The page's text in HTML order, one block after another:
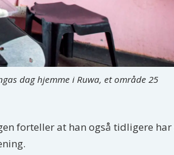
dag hjemme i Ruwa, et område 25
forteller at han også tidligere